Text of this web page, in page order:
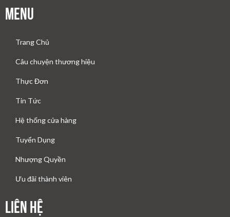
Menu
Trang Chủ
Câu chuyện thương hiệu
Thực Đơn
Tin Tức
Hệ thống cửa hàng
Tuyển Dụng
Nhượng Quyền
Ưu đãi thành viên
Liên Hệ